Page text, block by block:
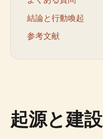
結論と行動喚起
参考文献
起源と建設